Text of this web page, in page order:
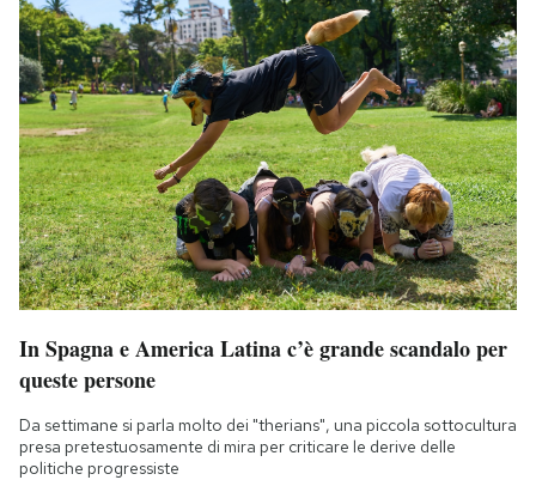
In Spagna e America Latina c’è grande scandalo per
queste persone
Da settimane si parla molto dei "therians", una piccola sottocultura
presa pretestuosamente di mira per criticare le derive delle
politiche progressiste